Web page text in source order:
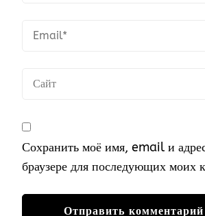
Сохранить моё имя, email и
браузере для последующих моих